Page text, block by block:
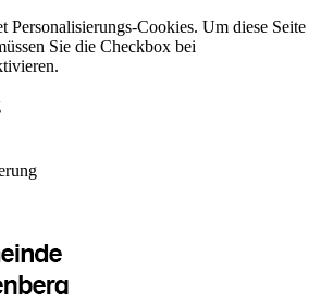
Personalisierungs-Cookies. Um diese Seite
Sie die Checkbox bei